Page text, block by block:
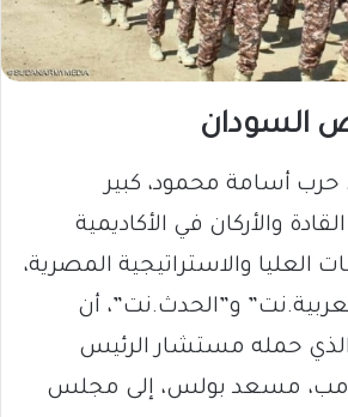
السودان
حرب أسامة محمود، كبير
والأركان في الأكاديمية
العليا والاستراتيجية المصرية،
و”الحدث.نت”، أن
الذي حمله مستشار الرئيس
ترامب، مسعد بولس، إلى مجلس